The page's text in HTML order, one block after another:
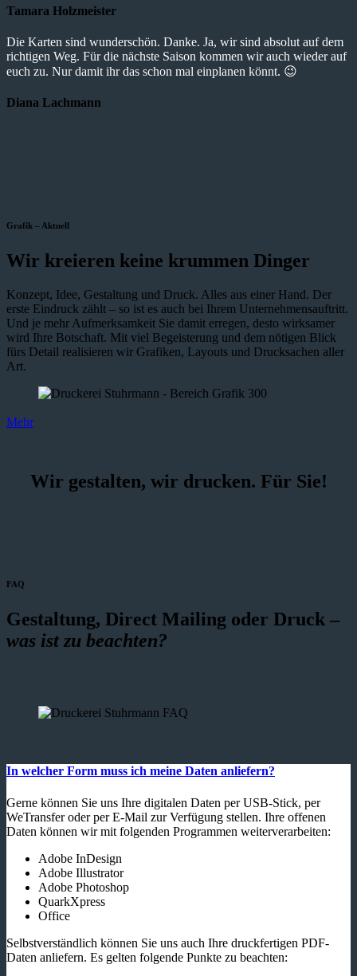
Tamara Holzmeister
Die Karten sind wunderschön. Danke. Ja, wir sind absolut auf dem
richtigen Weg. Für die nächste Saison kommen wir auch wieder auf
euch zu. Nur damit ihr das schon mal einplanen könnt. 😉
Diana Lachmann
Grafik – Aktuell
Wir kreieren keine krummen Dinger
Konzept, Idee, Gestaltung und Druck. Alles aus einer Hand. Der
erste Eindruck zählt – so ist es auch bei Ihrem Unternehmensauftritt.
Und je mehr Aufmerksamkeit Sie damit erregen, desto wirksamer
wird Ihre Botschaft. Mit viel Begeisterung und dem nötigen Blick
fürs Detail realisieren wir Grafiken, Layouts und Drucksachen aller
Art.
Mehr
Wir gestalten, wir drucken. Für Sie!
FAQ
Gestaltung, Direct Mailing oder Druck –
was ist zu beachten?
In welcher Form muss ich meine Daten anliefern?
Gerne können Sie uns Ihre digitalen Daten per USB-Stick, per
WeTransfer oder per E-Mail zur Verfügung stellen. Ihre offenen
Daten können wir mit folgenden Programmen weiterverarbeiten:
Adobe InDesign
Adobe Illustrator
Adobe Photoshop
QuarkXpress
Office
Selbstverständlich können Sie uns auch Ihre druckfertigen PDF-
Daten anliefern. Es gelten folgende Punkte zu beachten: